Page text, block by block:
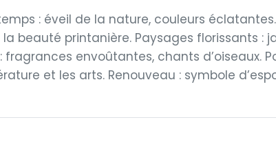
: éveil de la nature, couleurs
beauté printanière. Paysages florissants :
fragrances envoûtantes, chants d’oiseaux.
et les arts. Renouveau : symbole